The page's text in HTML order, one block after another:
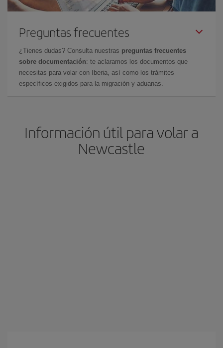
Preguntas frecuentes
¿Tienes dudas? Consulta nuestras preguntas frecuentes
sobre documentación: te aclaramos los documentos que
necesitas para volar con Iberia, así como los trámites
específicos exigidos para la migración y aduanas.
Información útil para volar a
Newcastle